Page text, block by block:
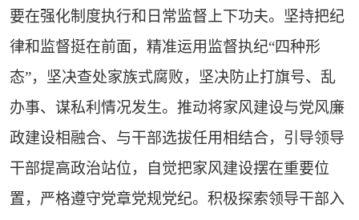
要在强化制度执行和日常监督上下功夫。坚持把纪
律和监督挺在前面，精准运用监督执纪“四种形
态”，坚决查处家族式腐败，坚决防止打旗号、乱
办事、谋私利情况发生。推动将家风建设与党风廉
政建设相融合、与干部选拔任用相结合，引导领导
干部提高政治站位，自觉把家风建设摆在重要位
置，严格遵守党章党规党纪。积极探索领导干部入